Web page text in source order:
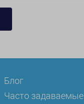
Блог
Часто задаваемые